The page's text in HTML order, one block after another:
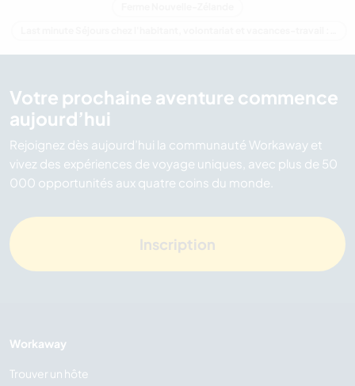
Votre prochaine aventure commence
aujourd’hui
Rejoignez dès aujourd’hui la communauté Workaway et
vivez des expériences de voyage uniques, avec plus de 50
000 opportunités aux quatre coins du monde.
Inscription
Workaway
Trouver un hôte